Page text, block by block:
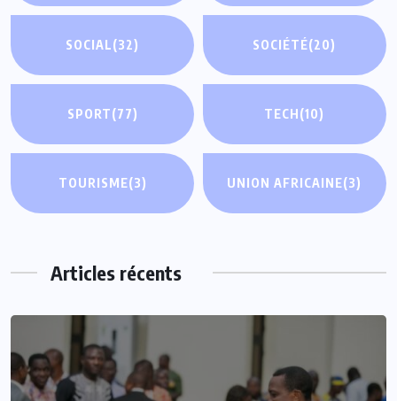
SOCIAL(32) SOCIÉTÉ(20)
SPORT(77) TECH(10)
TOURISME(3) UNION AFRICAINE(3)
Articles récents